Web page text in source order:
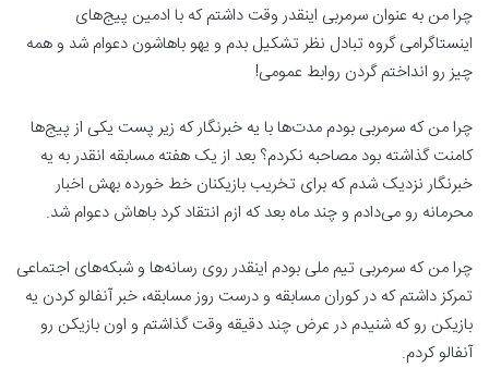
چرا من به عنوان سرمربی اینقدر وقت داشتم که با ادمین پیج‌های
اینستاگرامی گروه تبادل نظر تشکیل بدم و یهو باهاشون دعوام شد و همه
چیز رو انداختم گردن روابط عمومی!
چرا من که سرمربی بودم مدت‌ها با یه خبرنگار که زیر پست یکی از پیج‌ها
کامنت گذاشته بود مصاحبه نکردم؟ بعد از یک هفته مسابقه انقدر به یه
خبرنگار نزدیک شدم که برای تخریب بازیکنان خط خورده بهش اخبار
محرمانه رو می‌دادم و چند ماه بعد که ازم انتقاد کرد باهاش دعوام شد.
چرا من که سرمربی تیم ملی بودم اینقدر روی رسانه‌ها و شبکه‌های اجتماعی
تمرکز داشتم که در کوران مسابقه و درست روز مسابقه، خبر آنفالو کردن یه
بازیکن رو که شنیدم در عرض چند دقیقه وقت گذاشتم و اون بازیکن رو
آنفالو کردم.